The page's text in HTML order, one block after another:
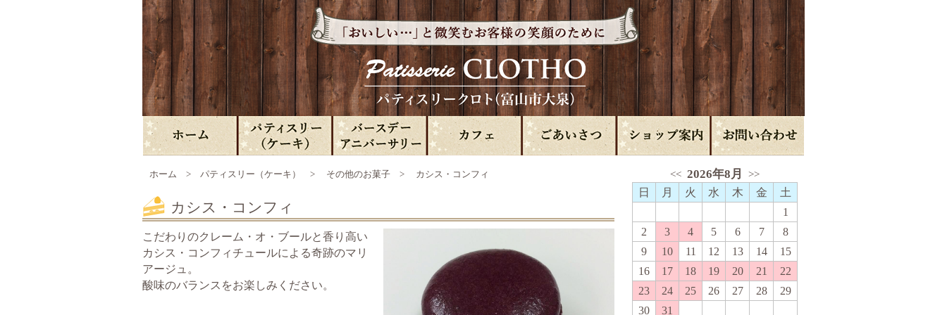
ホーム > パティスリー（ケーキ） > その他のお菓子 > カシス・コンフィ
カシス・コンフィ
こだわりのクレーム・オ・ブールと香り高い
カシス・コンフィチュールによる奇跡のマリ
アージュ。
酸味のバランスをお楽しみください。
<< 2026年8月 >>
日
月 火 水 木 金
土
1
2
3 4 5 6 7
8
9
10 11 12 13 14
15
16
17 18 19 20 21
22
23
24 25 26 27 28
29
30
31